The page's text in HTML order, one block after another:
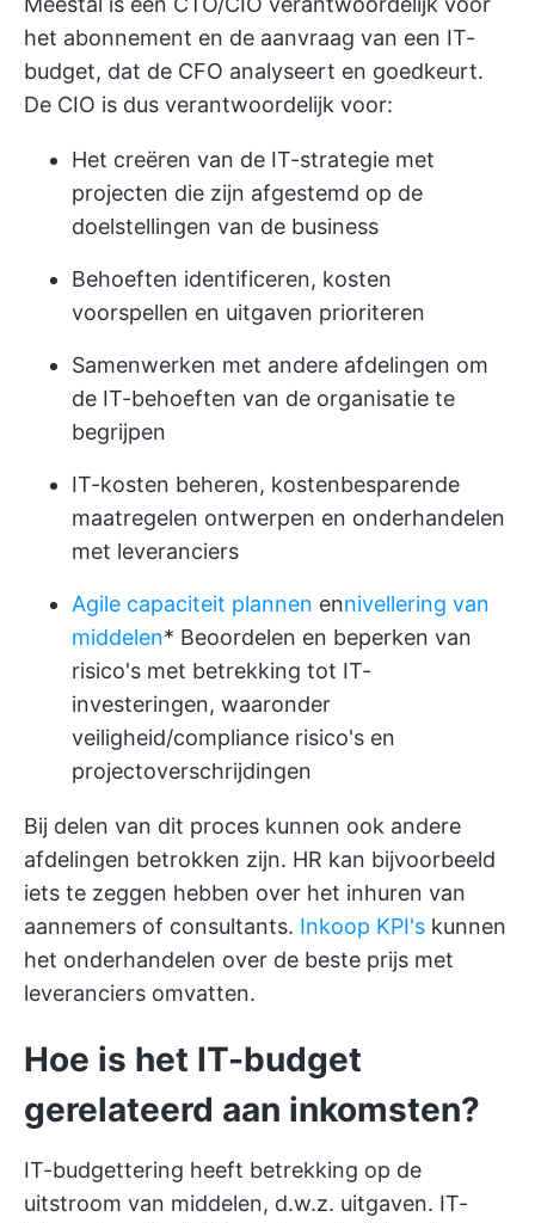
het abonnement en de aanvraag van een IT-
budget, dat de CFO analyseert en goedkeurt.
De CIO is dus verantwoordelijk voor:
Het creëren van de IT-strategie met
projecten die zijn afgestemd op de
doelstellingen van de business
Behoeften identificeren, kosten
voorspellen en uitgaven prioriteren
Samenwerken met andere afdelingen om
de IT-behoeften van de organisatie te
begrijpen
IT-kosten beheren, kostenbesparende
maatregelen ontwerpen en onderhandelen
met leveranciers
Agile capaciteit plannen ennivellering van
middelen* Beoordelen en beperken van
risico's met betrekking tot IT-
investeringen, waaronder
veiligheid/compliance risico's en
projectoverschrijdingen
Bij delen van dit proces kunnen ook andere
afdelingen betrokken zijn. HR kan bijvoorbeeld
iets te zeggen hebben over het inhuren van
aannemers of consultants. Inkoop KPI's kunnen
het onderhandelen over de beste prijs met
leveranciers omvatten.
Hoe is het IT-budget
gerelateerd aan inkomsten?
IT-budgettering heeft betrekking op de
uitstroom van middelen, d.w.z. uitgaven. IT-